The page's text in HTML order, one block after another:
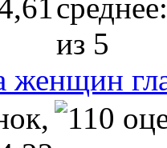
женщин